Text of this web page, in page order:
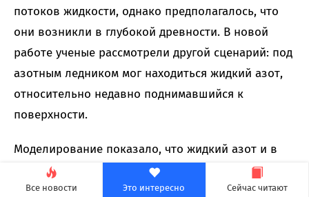
Все новости Это интересно Сейчас читают
потоков жидкости, однако предполагалось, что
они возникли в глубокой древности. В новой
работе ученые рассмотрели другой сценарий: под
азотным ледником мог находиться жидкий азот,
относительно недавно поднимавшийся к
поверхности.
Моделирование показало, что жидкий азот и в
самом деле мог двигаться вверх по узким
каналам. После выхода на поверхность азот,